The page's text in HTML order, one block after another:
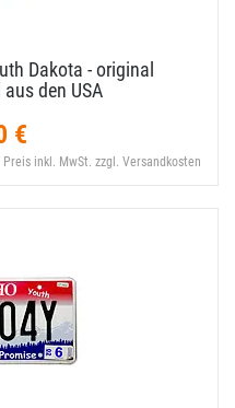
Dakota - original
den USA
€
Preis inkl. MwSt. zzgl. Versandkosten